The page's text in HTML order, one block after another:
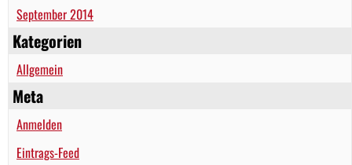
September 2014
Kategorien
Allgemein
Meta
Anmelden
Eintrags-Feed